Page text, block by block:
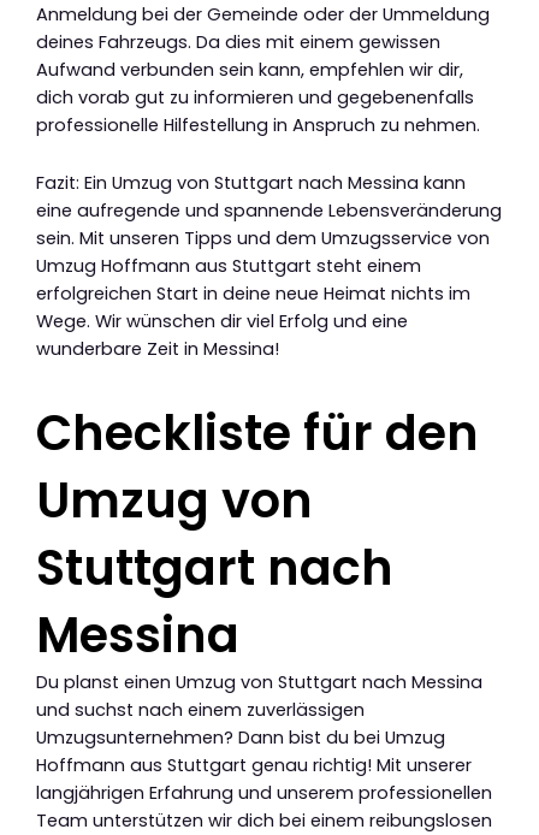
Anmeldung bei der Gemeinde oder der Ummeldung
deines Fahrzeugs. Da dies mit einem gewissen
Aufwand verbunden sein kann, empfehlen wir dir,
dich vorab gut zu informieren und gegebenenfalls
professionelle Hilfestellung in Anspruch zu nehmen.
Fazit: Ein Umzug von Stuttgart nach Messina kann
eine aufregende und spannende Lebensveränderung
sein. Mit unseren Tipps und dem Umzugsservice von
Umzug Hoffmann aus Stuttgart steht einem
erfolgreichen Start in deine neue Heimat nichts im
Wege. Wir wünschen dir viel Erfolg und eine
wunderbare Zeit in Messina!
Checkliste für den
Umzug von
Stuttgart nach
Messina
Du planst einen Umzug von Stuttgart nach Messina
und suchst nach einem zuverlässigen
Umzugsunternehmen? Dann bist du bei Umzug
Hoffmann aus Stuttgart genau richtig! Mit unserer
langjährigen Erfahrung und unserem professionellen
Team unterstützen wir dich bei einem reibungslosen